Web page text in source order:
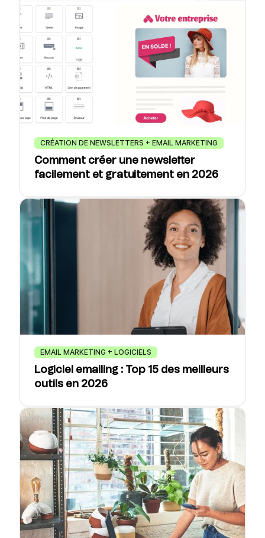
CRÉATION DE NEWSLETTERS + EMAIL MARKETING
Comment créer une newsletter
facilement et gratuitement en 2026
EMAIL MARKETING + LOGICIELS
Logiciel emailing : Top 15 des meilleurs
outils en 2026